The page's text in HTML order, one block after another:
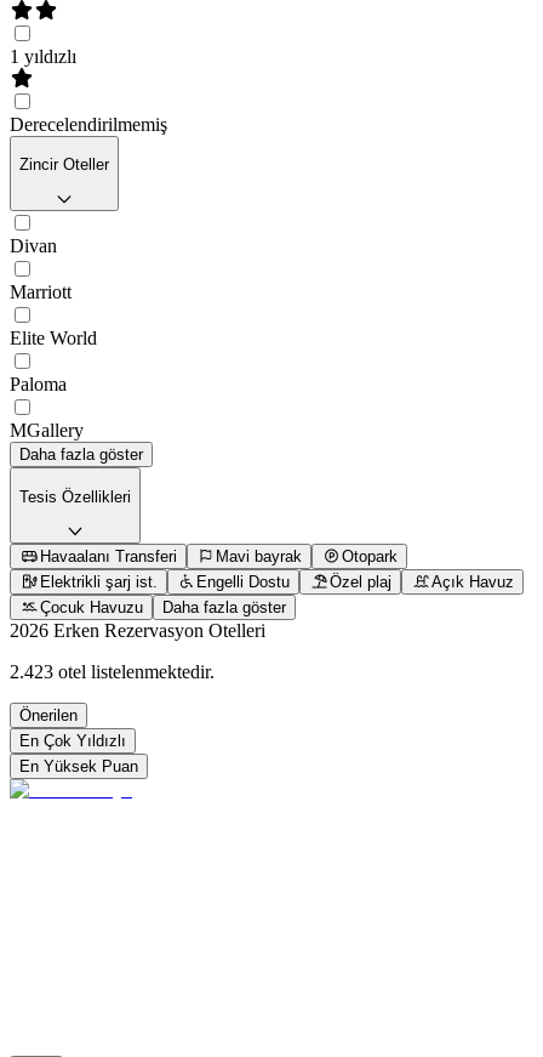
1 yıldızlı
Derecelendirilmemiş
Zincir Oteller
Divan
Marriott
Elite World
Paloma
MGallery
Daha fazla göster
Tesis Özellikleri
Havaalanı Transferi Mavi bayrak
Otopark
Elektrikli şarj ist.
Engelli Dostu Özel plaj
Açık Havuz
Çocuk Havuzu
Daha fazla göster
2026 Erken Rezervasyon Otelleri
2.423 otel listelenmektedir.
Önerilen
En Çok Yıldızlı
En Yüksek Puan